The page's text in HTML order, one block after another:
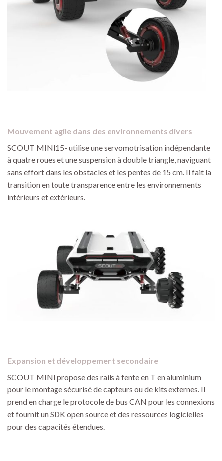
Mouvement agile dans des environnements divers
SCOUT MINI15- utilise une servomotrisation indépendante
à quatre roues et une suspension à double triangle, naviguant
sans effort dans les obstacles et les pentes de 15 cm. Il fait la
transition en toute transparence entre les environnements
intérieurs et extérieurs.
Expansion et développement secondaire
SCOUT MINI propose des rails à fente en T en aluminium
pour le montage sécurisé de capteurs ou de kits externes. Il
prend en charge le protocole de bus CAN pour les connexions
et fournit un SDK open source et des ressources logicielles
pour des capacités étendues.